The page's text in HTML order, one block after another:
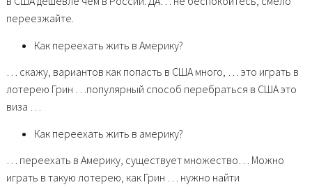
переезжайте.
Как переехать жить в Америку?
… скажу, вариантов как попасть в США много, … это играть в
лотерею Грин …популярный способ перебраться в США это
виза …
Как переехать жить в америку?
… переехать в Америку, существует множество… Можно
играть в такую лотерею, как Грин … нужно найти